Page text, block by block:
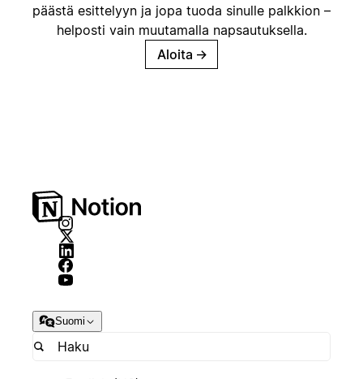
päästä esittelyyn ja jopa tuoda sinulle palkkion –
helposti vain muutamalla napsautuksella.
Aloita →
Suomi